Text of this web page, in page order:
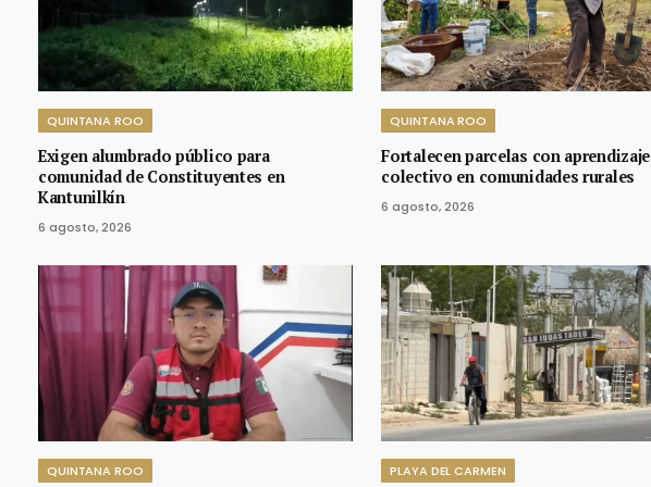
QUINTANA ROO
Exigen alumbrado público para
comunidad de Constituyentes en
Kantunilkín
6 agosto, 2026
QUINTANA ROO
Fortalecen parcelas con aprendizaje
colectivo en comunidades rurales
6 agosto, 2026
QUINTANA ROO PLAYA DEL CARMEN